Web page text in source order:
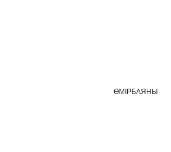
ӨМІРБАЯНЫ